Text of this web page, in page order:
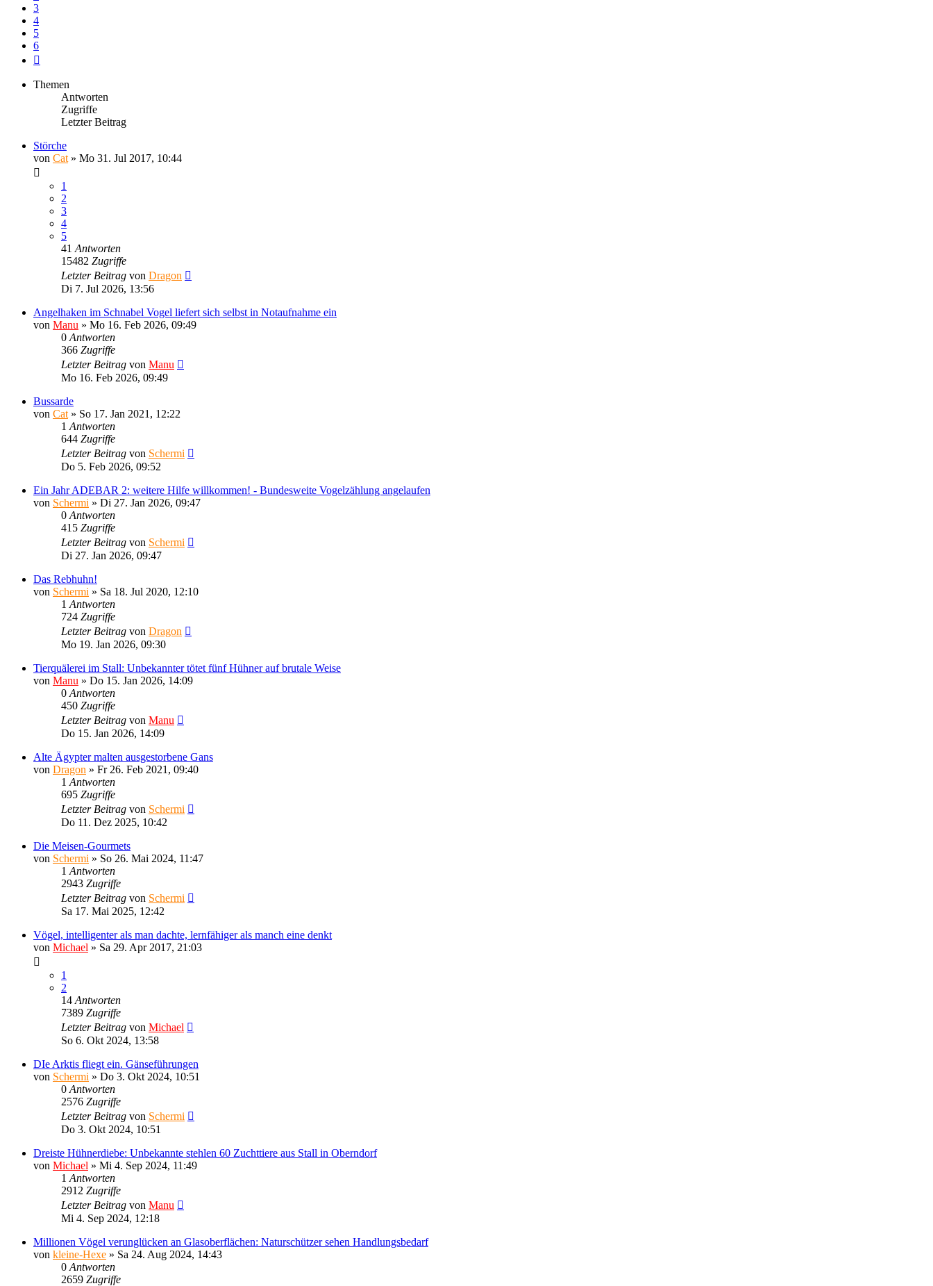
3
4
5
6
Themen
Antworten
Zugriffe
Letzter Beitrag
Störche
von Cat » Mo 31. Jul 2017, 10:44
1
2
3
4
5
41 Antworten
15482 Zugriffe
Letzter Beitrag von Dragon
Di 7. Jul 2026, 13:56
Angelhaken im Schnabel Vogel liefert sich selbst in Notaufnahme ein
von Manu » Mo 16. Feb 2026, 09:49
0 Antworten
366 Zugriffe
Letzter Beitrag von Manu
Mo 16. Feb 2026, 09:49
Bussarde
von Cat » So 17. Jan 2021, 12:22
1 Antworten
644 Zugriffe
Letzter Beitrag von Schermi
Do 5. Feb 2026, 09:52
Ein Jahr ADEBAR 2: weitere Hilfe willkommen! - Bundesweite Vogelzählung angelaufen
von Schermi » Di 27. Jan 2026, 09:47
0 Antworten
415 Zugriffe
Letzter Beitrag von Schermi
Di 27. Jan 2026, 09:47
Das Rebhuhn!
von Schermi » Sa 18. Jul 2020, 12:10
1 Antworten
724 Zugriffe
Letzter Beitrag von Dragon
Mo 19. Jan 2026, 09:30
Tierquälerei im Stall: Unbekannter tötet fünf Hühner auf brutale Weise
von Manu » Do 15. Jan 2026, 14:09
0 Antworten
450 Zugriffe
Letzter Beitrag von Manu
Do 15. Jan 2026, 14:09
Alte Ägypter malten ausgestorbene Gans
von Dragon » Fr 26. Feb 2021, 09:40
1 Antworten
695 Zugriffe
Letzter Beitrag von Schermi
Do 11. Dez 2025, 10:42
Die Meisen-Gourmets
von Schermi » So 26. Mai 2024, 11:47
1 Antworten
2943 Zugriffe
Letzter Beitrag von Schermi
Sa 17. Mai 2025, 12:42
Vögel, intelligenter als man dachte, lernfähiger als manch eine denkt
von Michael » Sa 29. Apr 2017, 21:03
1
2
14 Antworten
7389 Zugriffe
Letzter Beitrag von Michael
So 6. Okt 2024, 13:58
DIe Arktis fliegt ein. Gänseführungen
von Schermi » Do 3. Okt 2024, 10:51
0 Antworten
2576 Zugriffe
Letzter Beitrag von Schermi
Do 3. Okt 2024, 10:51
Dreiste Hühnerdiebe: Unbekannte stehlen 60 Zuchttiere aus Stall in Oberndorf
von Michael » Mi 4. Sep 2024, 11:49
1 Antworten
2912 Zugriffe
Letzter Beitrag von Manu
Mi 4. Sep 2024, 12:18
Millionen Vögel verunglücken an Glasoberflächen: Naturschützer sehen Handlungsbedarf
von kleine-Hexe » Sa 24. Aug 2024, 14:43
0 Antworten
2659 Zugriffe